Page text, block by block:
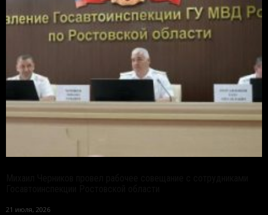
21 июля, 2026